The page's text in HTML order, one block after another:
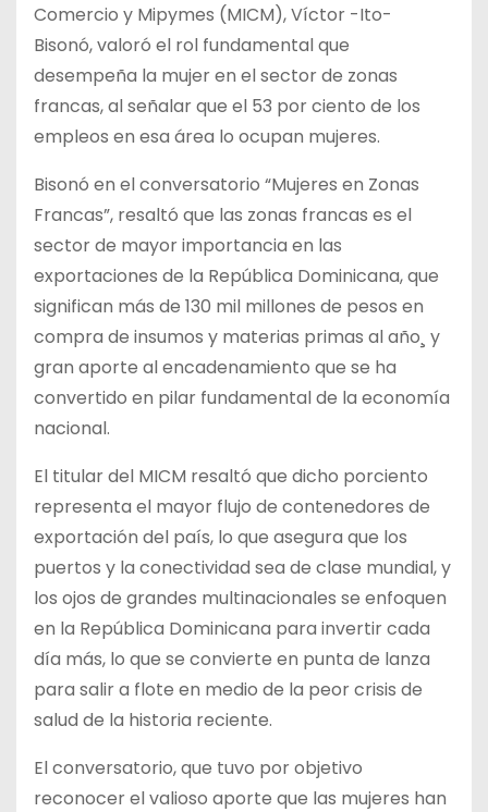
Comercio y Mipymes (MICM), Víctor -Ito-
Bisonó, valoró el rol fundamental que
desempeña la mujer en el sector de zonas
francas, al señalar que el 53 por ciento de los
empleos en esa área lo ocupan mujeres.
Bisonó en el conversatorio “Mujeres en Zonas
Francas”, resaltó que las zonas francas es el
sector de mayor importancia en las
exportaciones de la República Dominicana, que
significan más de 130 mil millones de pesos en
compra de insumos y materias primas al año¸ y
gran aporte al encadenamiento que se ha
convertido en pilar fundamental de la economía
nacional.
El titular del MICM resaltó que dicho porciento
representa el mayor flujo de contenedores de
exportación del país, lo que asegura que los
puertos y la conectividad sea de clase mundial, y
los ojos de grandes multinacionales se enfoquen
en la República Dominicana para invertir cada
día más, lo que se convierte en punta de lanza
para salir a flote en medio de la peor crisis de
salud de la historia reciente.
El conversatorio, que tuvo por objetivo
reconocer el valioso aporte que las mujeres han